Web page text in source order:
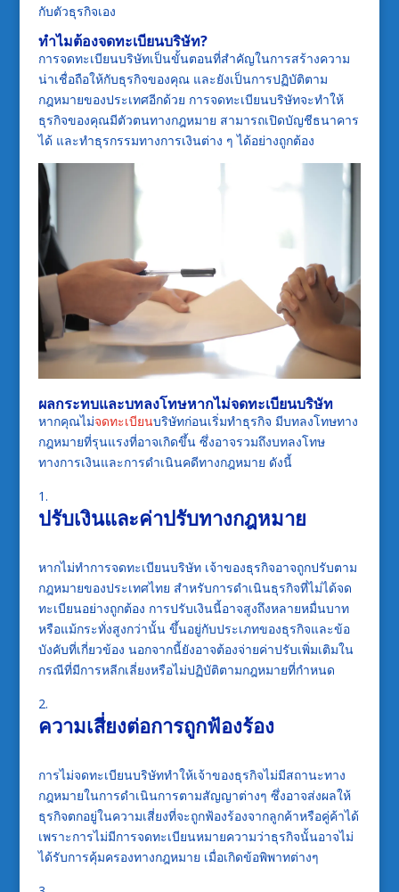
กับตัวธุรกิจเอง
ทำไมต้องจดทะเบียนบริษัท?
การจดทะเบียนบริษัทเป็นขั้นตอนที่สำคัญในการสร้างความ
น่าเชื่อถือให้กับธุรกิจของคุณ และยังเป็นการปฏิบัติตาม
กฎหมายของประเทศอีกด้วย การจดทะเบียนบริษัทจะทำให้
ธุรกิจของคุณมีตัวตนทางกฎหมาย สามารถเปิดบัญชีธนาคาร
ได้ และทำธุรกรรมทางการเงินต่าง ๆ ได้อย่างถูกต้อง
ผลกระทบและบทลงโทษหากไม่จดทะเบียนบริษัท
หากคุณไม่จดทะเบียนบริษัทก่อนเริ่มทำธุรกิจ มีบทลงโทษทาง
กฎหมายที่รุนแรงที่อาจเกิดขึ้น ซึ่งอาจรวมถึงบทลงโทษ
ทางการเงินและการดำเนินคดีทางกฎหมาย ดังนี้
ปรับเงินและค่าปรับทางกฎหมาย
หากไม่ทำการจดทะเบียนบริษัท เจ้าของธุรกิจอาจถูกปรับตาม
กฎหมายของประเทศไทย สำหรับการดำเนินธุรกิจที่ไม่ได้จด
ทะเบียนอย่างถูกต้อง การปรับเงินนี้อาจสูงถึงหลายหมื่นบาท
หรือแม้กระทั่งสูงกว่านั้น ขึ้นอยู่กับประเภทของธุรกิจและข้อ
บังคับที่เกี่ยวข้อง นอกจากนี้ยังอาจต้องจ่ายค่าปรับเพิ่มเติมใน
กรณีที่มีการหลีกเลี่ยงหรือไม่ปฏิบัติตามกฎหมายที่กำหนด
ความเสี่ยงต่อการถูกฟ้องร้อง
การไม่จดทะเบียนบริษัททำให้เจ้าของธุรกิจไม่มีสถานะทาง
กฎหมายในการดำเนินการตามสัญญาต่างๆ ซึ่งอาจส่งผลให้
ธุรกิจตกอยู่ในความเสี่ยงที่จะถูกฟ้องร้องจากลูกค้าหรือคู่ค้าได้
เพราะการไม่มีการจดทะเบียนหมายความว่าธุรกิจนั้นอาจไม่
ได้รับการคุ้มครองทางกฎหมาย เมื่อเกิดข้อพิพาทต่างๆ